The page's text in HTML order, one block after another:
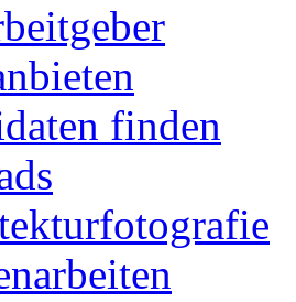
finden